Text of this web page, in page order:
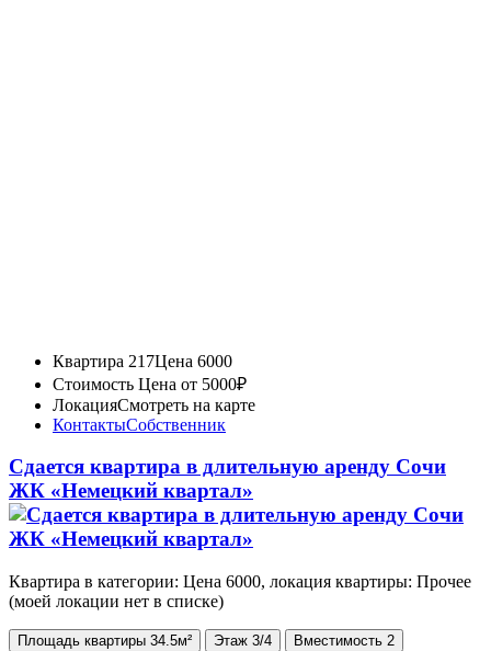
Квартира 217Цена 6000
Стоимость Цена от 5000₽
ЛокацияСмотреть на карте
КонтактыСобственник
Сдается квартира в длительную аренду Сочи
ЖК «Немецкий квартал»
Квартира в категории: Цена 6000, локация квартиры: Прочее
(моей локации нет в списке)
Площадь квартиры 34.5м² Этаж 3/4 Вместимость 2